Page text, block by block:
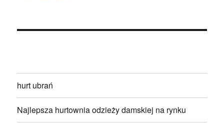
hurt ubrań
Najlepsza hurtownia odzieży damskiej na rynku